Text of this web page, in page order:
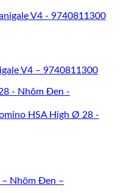
V4 – 9740811300
Nhôm Đen –